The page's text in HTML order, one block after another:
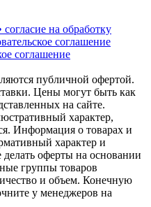
на обработку
соглашение
соглашение
публичной офертой.
Цены могут быть как
на сайте.
характер,
Информация о товарах и
характер и
делать оферты на основании
группы товаров
и объем. Конечную
у менеджеров на